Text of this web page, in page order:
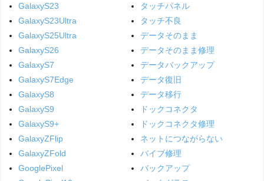
GalaxyS23
GalaxyS23Ultra
GalaxyS25Ultra
GalaxyS26
GalaxyS7
GalaxyS7Edge
GalaxyS8
GalaxyS9
GalaxyS9+
GalaxyZFlip
GalaxyZFold
GooglePixel
タッチパネル
タッチ不良
データそのまま
データそのまま修理
データバックアップ
データ復旧
データ移行
ドックコネクタ
ドックコネクタ修理
ネットにつながらない
バイブ修理
バックアップ